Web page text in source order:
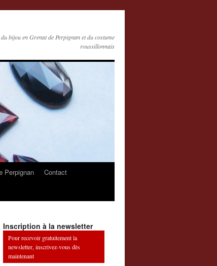
bijou en Grenat de Perpignan et du costume
roussillonnais
Perpignan
Contact
Inscription à la newsletter
Pour recevoir gratuitement la
newsletter, inscrivez-vous dès
maintenant